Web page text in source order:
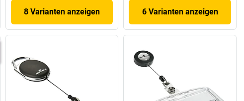
8 Varianten anzeigen 6 Varianten anzeigen